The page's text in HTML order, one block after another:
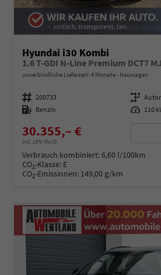
Hyundai i30 Kombi
1.6 T-GDI N-Line Premium DCT7
unverbindliche Lieferzeit: 4 Monate Neuwagen
Fahrzeugnummer 200733 Getriebe
Kraftstoff Benzin Leistung 110
30.355,– €
incl. 19% MwSt.
Verbrauch kombiniert:6,60 l/100km
CO2-Klasse: E
CO2-Emissionen: 149,00 g/km